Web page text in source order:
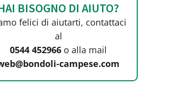
BISOGNO DI AIUTO?
felici di aiutarti, contattaci
al
0544 452966 o alla mail
campese.com